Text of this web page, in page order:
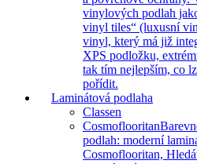
vinylových podlah
vinyl tiles“ (luxusní
vinyl, který má již
XPS podložku,
tak tím nejlepším, co
pořídit.
Laminátová podlaha
Classen
Cosmoflooritan
podlah: moderní
Cosmoflooritan,